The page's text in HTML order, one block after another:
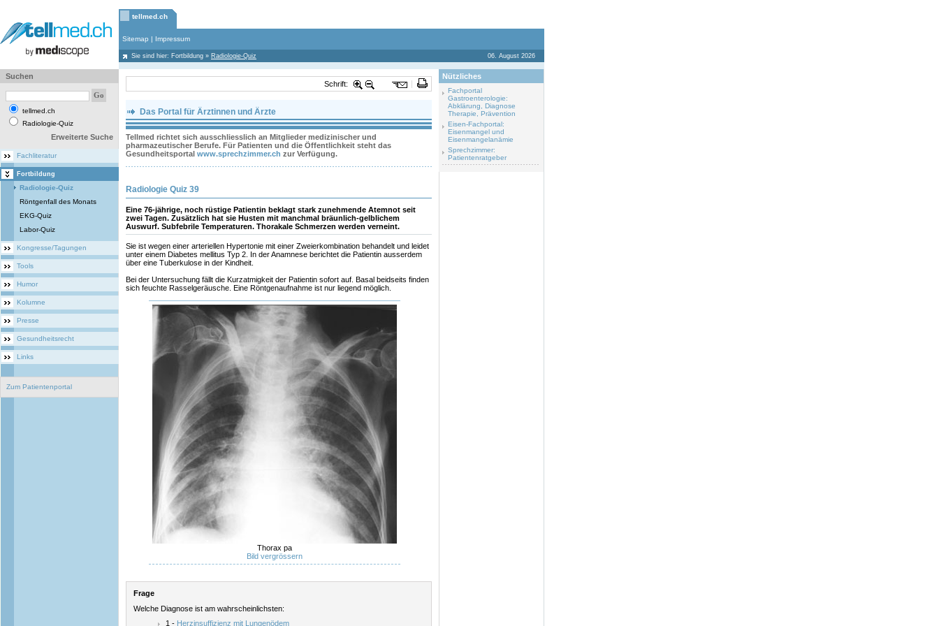
tellmed.ch
Sitemap | Impressum
Sie sind hier: Fortbildung » Radiologie-Quiz 06. August 2026
Suchen
tellmed.ch
Radiologie-Quiz
Erweiterte Suche
Fachliteratur
Fortbildung
Radiologie-Quiz
Röntgenfall des Monats
EKG-Quiz
Labor-Quiz
Kongresse/Tagungen
Tools
Humor
Kolumne
Presse
Gesundheitsrecht
Links
Zum Patientenportal
Schrift:
Das Portal für Ärztinnen und Ärzte
Tellmed richtet sich ausschliesslich an Mitglieder medizinischer und
pharmazeutischer Berufe. Für Patienten und die Öffentlichkeit steht das
Gesundheitsportal www.sprechzimmer.ch zur Verfügung.
Radiologie Quiz 39
Eine 76-jährige, noch rüstige Patientin beklagt stark zunehmende Atemnot seit
zwei Tagen. Zusätzlich hat sie Husten mit manchmal bräunlich-gelblichem
Auswurf. Subfebrile Temperaturen. Thorakale Schmerzen werden verneint.
Sie ist wegen einer arteriellen Hypertonie mit einer Zweierkombination behandelt und leidet
unter einem Diabetes mellitus Typ 2. In der Anamnese berichtet die Patientin ausserdem
über eine Tuberkulose in der Kindheit.
Bei der Untersuchung fällt die Kurzatmigkeit der Patientin sofort auf. Basal beidseits finden
sich feuchte Rasselgeräusche. Eine Röntgenaufnahme ist nur liegend möglich.
Thorax pa
Bild vergrössern
Frage
Welche Diagnose ist am wahrscheinlichsten:
1 - Herzinsuffizienz mit Lungenödem
Nützliches
Fachportal
Gastroenterologie:
Abklärung, Diagnose
Therapie, Prävention
Eisen-Fachportal:
Eisenmangel und
Eisenmangelanämie
Sprechzimmer:
Patientenratgeber